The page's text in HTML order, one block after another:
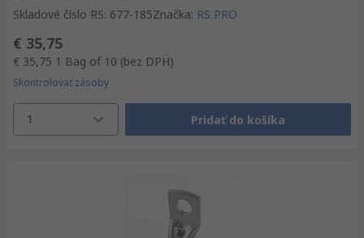
Skladové číslo RS: 677-185Značka: RS PRO
€ 35,75
€ 35,75 1 Bag of 10 (bez DPH)
Skontrolovať zásoby
1 Pridať do košíka